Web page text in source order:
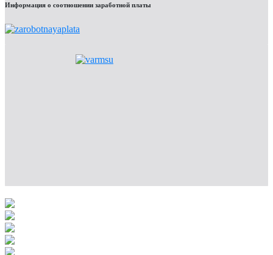
Информация о соотношении заработной платы